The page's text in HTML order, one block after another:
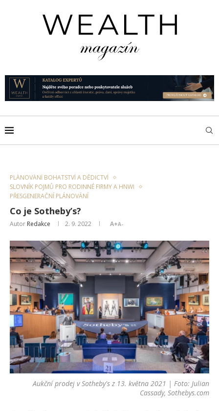
PLÁNOVÁNÍ BOHATSTVÍ A DĚDICTVÍ
SLOVNÍK POJMŮ PRO RODINNÉ FIRMY A HNWI
PŘESGENERAČNÍ PLÁNOVÁNÍ
Co je Sotheby’s?
Autor Redakce 2. 9. 2022 A+A-
Aukční prodej v Sotheby's z 13. května 2021 | Foto: Julian
Cassady, Sothebys.com